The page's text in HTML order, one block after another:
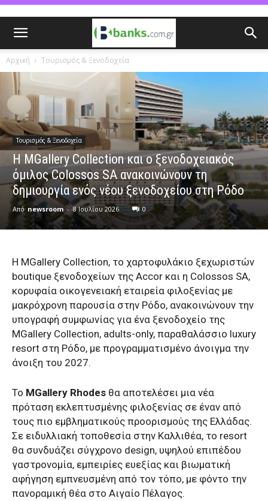
Αρχική Τουρισμός & Ξενοδοχεία
Τουρισμός & Ξενοδοχεία
Η MGallery Collection και ο ξενοδοχειακός
όμιλος Colossos SA ανακοινώνουν τη
δημιουργία ενός νέου ξενοδοχείου στη Ρόδο
Από newsroom - 8 Ιουλίου 2026 0
Η MGallery Collection, το χαρτοφυλάκιο ξεχωριστών
boutique ξενοδοχείων της Accor και η Colossos SΑ,
κορυφαία οικογενειακή εταιρεία φιλοξενίας με
μακρόχρονη παρουσία στην Ρόδο, ανακοινώνουν την
υπογραφή συμφωνίας για ένα ξενοδοχείο της
MGallery Collection, adults-only, παραθαλάσσιο luxury
resort στη Ρόδο, με προγραμματισμένο άνοιγμα την
άνοιξη του 2027.
Το MGallery Rhodes θα αποτελέσει μια νέα
πρόταση εκλεπτυσμένης φιλοξενίας σε έναν από
τους πιο εμβληματικούς προορισμούς της Ελλάδας.
Σε ειδυλλιακή τοποθεσία στην Καλλιθέα, το resort
θα συνδυάζει σύγχρονο design, υψηλού επιπέδου
γαστρονομία, εμπειρίες ευεξίας και βιωματική
αφήγηση εμπνευσμένη από τον τόπο, με φόντο την
πανοραμική θέα στο Αιγαίο Πέλαγος.